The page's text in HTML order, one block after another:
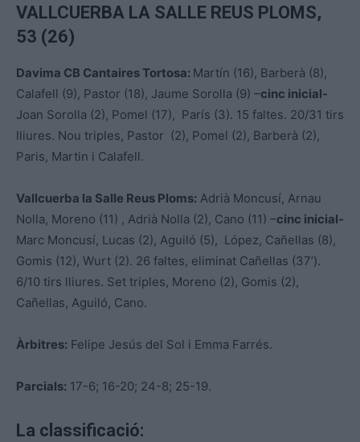
VALLCUERBA LA SALLE REUS PLOMS,
53 (26)
Davima CB Cantaires Tortosa: Martín (16), Barberà (8),
Calafell (9), Pastor (18), Jaume Sorolla (9) –cinc inicial-
Joan Sorolla (2), Pomel (17), París (3). 15 faltes. 20/31 tirs
lliures. Nou triples, Pastor (2), Pomel (2), Barberà (2),
Paris, Martin i Calafell.
Vallcuerba la Salle Reus Ploms: Adrià Moncusí, Arnau
Nolla, Moreno (11) , Adrià Nolla (2), Cano (11) –cinc inicial-
Marc Moncusí, Lucas (2), Aguiló (5), López, Cañellas (8),
Gomis (12), Wurt (2). 26 faltes, eliminat Cañellas (37’).
6/10 tirs lliures. Set triples, Moreno (2), Gomis (2),
Cañellas, Aguiló, Cano.
Àrbitres: Felipe Jesús del Sol i Emma Farrés.
Parcials: 17-6; 16-20; 24-8; 25-19.
La classificació: